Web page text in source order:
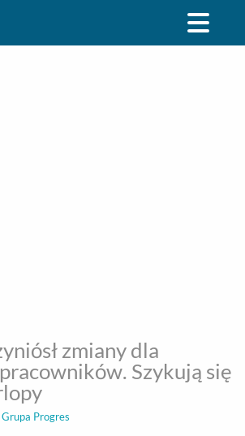
zmiany dla
Szykują się
Grupa Progres